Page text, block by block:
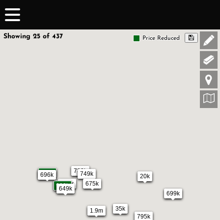
649k
780k
699k
20k
35k
795k
900k
749k
715k
696k
839k
1.9m
675k
Showing 25 of 437 Price Reduced